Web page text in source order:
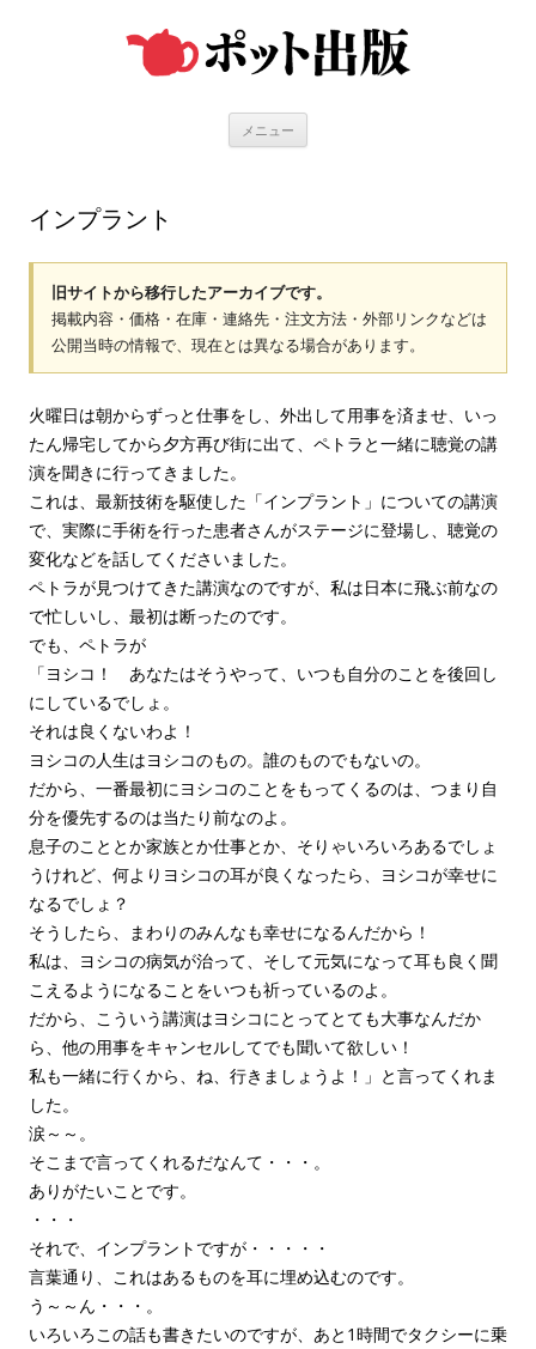
メニュー
インプラント
旧サイトから移行したアーカイブです。
掲載内容・価格・在庫・連絡先・注文方法・外部リンクなどは
公開当時の情報で、現在とは異なる場合があります。
火曜日は朝からずっと仕事をし、外出して用事を済ませ、いっ
たん帰宅してから夕方再び街に出て、ペトラと一緒に聴覚の講
演を聞きに行ってきました。
これは、最新技術を駆使した「インプラント」についての講演
で、実際に手術を行った患者さんがステージに登場し、聴覚の
変化などを話してくださいました。
ペトラが見つけてきた講演なのですが、私は日本に飛ぶ前なの
で忙しいし、最初は断ったのです。
でも、ペトラが
「ヨシコ！ あなたはそうやって、いつも自分のことを後回し
にしているでしょ。
それは良くないわよ！
ヨシコの人生はヨシコのもの。誰のものでもないの。
だから、一番最初にヨシコのことをもってくるのは、つまり自
分を優先するのは当たり前なのよ。
息子のこととか家族とか仕事とか、そりゃいろいろあるでしょ
うけれど、何よりヨシコの耳が良くなったら、ヨシコが幸せに
なるでしょ？
そうしたら、まわりのみんなも幸せになるんだから！
私は、ヨシコの病気が治って、そして元気になって耳も良く聞
こえるようになることをいつも祈っているのよ。
だから、こういう講演はヨシコにとってとても大事なんだか
ら、他の用事をキャンセルしてでも聞いて欲しい！
私も一緒に行くから、ね、行きましょうよ！」と言ってくれま
した。
涙～～。
そこまで言ってくれるだなんて・・・。
ありがたいことです。
・・・
それで、インプラントですが・・・・・
言葉通り、これはあるものを耳に埋め込むのです。
う～～ん・・・。
いろいろこの話も書きたいのですが、あと1時間でタクシーに乗